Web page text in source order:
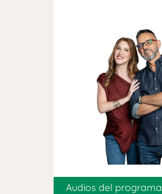
Audios del programa